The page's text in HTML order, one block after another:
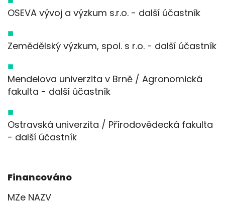
OSEVA vývoj a výzkum s.r.o. - další účastník
Zemědělský výzkum, spol. s r.o. - další účastník
Mendelova univerzita v Brně / Agronomická
fakulta - další účastník
Ostravská univerzita / Přírodovědecká fakulta
- další účastník
Financováno
MZe NAZV